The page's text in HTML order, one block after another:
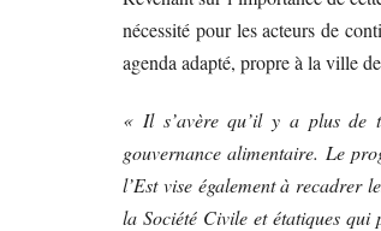
nécessité pour les acteurs de
agenda adapté, propre à la ville
« Il s’avère qu’il y a plus de
gouvernance alimentaire. Le
l’Est vise également à recadrer
la Société Civile et étatiques qui